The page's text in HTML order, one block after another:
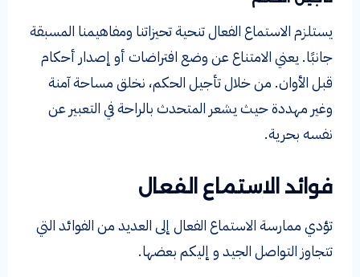
يستلزم الاستماع الفعال تنحية تحيزاتنا ومفاهيمنا المسبقة
جانبًا. يعني الامتناع عن وضع افتراضات أو إصدار أحكام
قبل الأوان. من خلال تأجيل الحكم، نخلق مساحة آمنة
وغير مهددة حيث يشعر المتحدث بالراحة في التعبير عن
نفسه بحرية.
فوائد الاستماع الفعال
تؤدي ممارسة الاستماع الفعال إلى العديد من الفوائد التي
تتجاوز التواصل الجيد و إليكم بعضها.